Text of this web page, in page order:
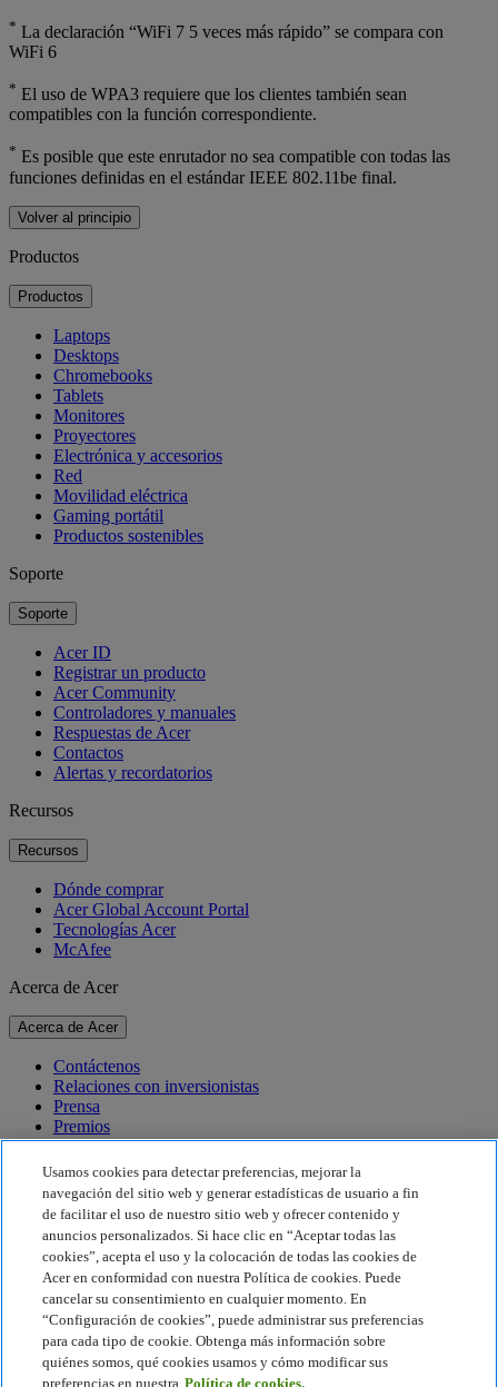
* La declaración “WiFi 7 5 veces más rápido” se compara con
WiFi 6
* El uso de WPA3 requiere que los clientes también sean
compatibles con la función correspondiente.
* Es posible que este enrutador no sea compatible con todas las
funciones definidas en el estándar IEEE 802.11be final.
Volver al principio
Productos
Productos
Laptops
Desktops
Chromebooks
Tablets
Monitores
Proyectores
Electrónica y accesorios
Red
Movilidad eléctrica
Gaming portátil
Productos sostenibles
Soporte
Soporte
Acer ID
Registrar un producto
Acer Community
Controladores y manuales
Respuestas de Acer
Contactos
Alertas y recordatorios
Recursos
Recursos
Dónde comprar
Acer Global Account Portal
Tecnologías Acer
McAfee
Acerca de Acer
Acerca de Acer
Contáctenos
Relaciones con inversionistas
Prensa
Premios
Eventos
Sostenibilidad
Sostenibilidad
Responsabilidad social corporativa
Huella de carbono del producto
Proyecto Humanity
Earthion
Política de privacidad
Política de cookies
Usamos cookies para detectar preferencias, mejorar la
navegación del sitio web y generar estadísticas de usuario a fin
de facilitar el uso de nuestro sitio web y ofrecer contenido y
anuncios personalizados. Si hace clic en “Aceptar todas las
cookies”, acepta el uso y la colocación de todas las cookies de
Acer en conformidad con nuestra Política de cookies. Puede
cancelar su consentimiento en cualquier momento. En
“Configuración de cookies”, puede administrar sus preferencias
para cada tipo de cookie. Obtenga más información sobre
quiénes somos, qué cookies usamos y cómo modificar sus
preferencias en nuestra Política de cookies.